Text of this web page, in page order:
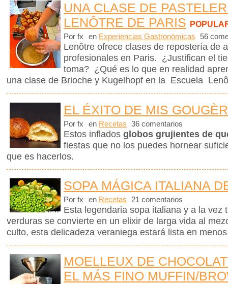
UNA CLASE DE
LENÔTRE DE PARIS
Por fx en Experiencias Gastronómicas 56
Lenôtre ofrece clases de repostería de
profesionales en Paris. ¿Justifican el
toma? ¿Qué es lo que en realidad
una clase de Brioche y Kugelhopf en la Escuela
EL ÉXITO DE MIS
Por fx en Recetas 36 comentarios
Estos inflados globos grujientes de
fiestas que no los puedes hornear
que es hacerlos.
SOPA MÁGICA ITALIANA
Por fx en Recetas 21 comentarios
Esta legendaria sopa italiana y a la vez
verduras se convierte en un elixir de larga vida al
culto, esta delicadeza veraniega estará lista en
MOELLEUX DE
EL MÁS FINO MUFFIN/